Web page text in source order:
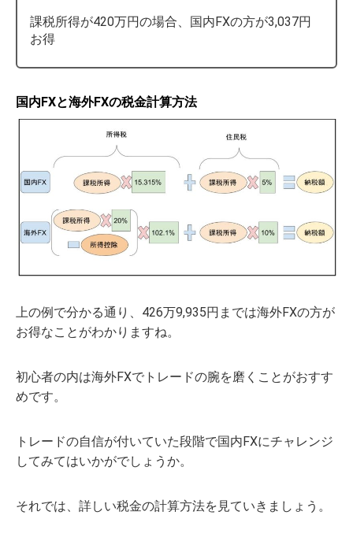
課税所得が420万円の場合、国内FXの方が3,037円
お得
国内FXと海外FXの税金計算方法
上の例で分かる通り、426万9,935円までは海外FXの方が
お得なことがわかりますね。
初心者の内は海外FXでトレードの腕を磨くことがおすす
めです。
トレードの自信が付いていた段階で国内FXにチャレンジ
してみてはいかがでしょうか。
それでは、詳しい税金の計算方法を見ていきましょう。